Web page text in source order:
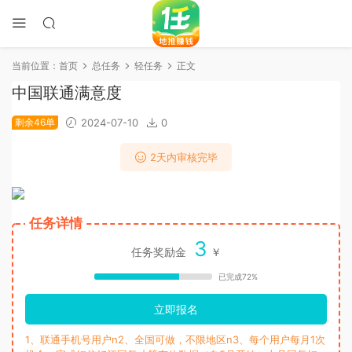
当前位置： 首页 总任务 轻任务 正文
中国联通满意度
剩余46单 2024-07-10 0
2天内审核完毕
任务详情
任务奖励金 3 ￥
已完成72%
立即报名
1、联通手机号用户n2、全国可做，不限地区n3、每个用户每月1次